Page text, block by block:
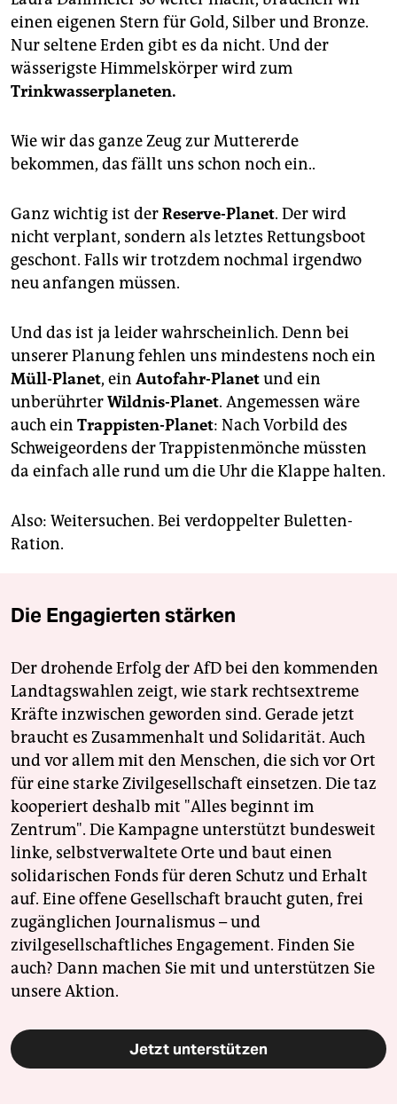
einen eigenen Stern für Gold, Silber und Bronze.
Nur seltene Erden gibt es da nicht. Und der
wässerigste Himmelskörper wird zum
Trinkwasserplaneten.
Wie wir das ganze Zeug zur Muttererde
bekommen, das fällt uns schon noch ein..
Ganz wichtig ist derReserve-Planet. Der wird
nicht verplant, sondern als letztes Rettungsboot
geschont. Falls wir trotzdem nochmal irgendwo
neu anfangen müssen.
Und das ist ja leider wahrscheinlich. Denn bei
unserer Planung fehlen uns mindestens noch ein
Müll-Planet, ein Autofahr-Planetund ein
unberührterWildnis-Planet. Angemessen wäre
auch ein Trappisten-Planet: Nach Vorbild des
Schweigeordens der Trappistenmönche müssten
da einfach alle rund um die Uhr die Klappe halten.
Also: Weitersuchen. Bei verdoppelter Buletten-
Ration.
Die Engagierten stärken
Der drohende Erfolg der AfD bei den kommenden
Landtagswahlen zeigt, wie stark rechtsextreme
Kräfte inzwischen geworden sind. Gerade jetzt
braucht es Zusammenhalt und Solidarität. Auch
und vor allem mit den Menschen, die sich vor Ort
für eine starke Zivilgesellschaft einsetzen. Die taz
kooperiert deshalb mit "Alles beginnt im
Zentrum". Die Kampagne unterstützt bundesweit
linke, selbstverwaltete Orte und baut einen
solidarischen Fonds für deren Schutz und Erhalt
auf. Eine offene Gesellschaft braucht guten, frei
zugänglichen Journalismus – und
zivilgesellschaftliches Engagement. Finden Sie
auch? Dann machen Sie mit und unterstützen Sie
unsere Aktion.
Jetzt unterstützen